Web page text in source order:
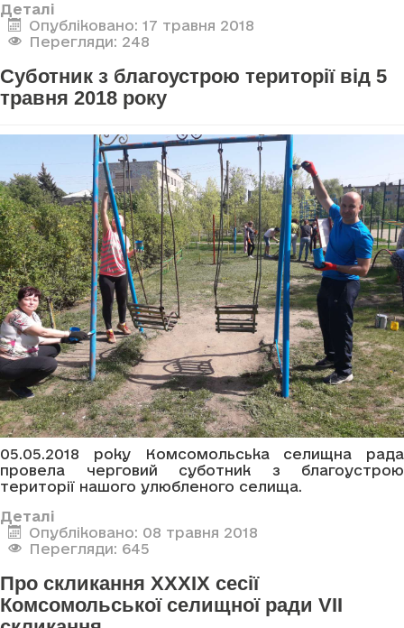
Деталі
Опубліковано: 17 травня 2018
Перегляди: 248
Суботник з благоустрою території від 5
травня 2018 року
05.05.2018 року Комсомольська селищна рада
провела черговий суботник з благоустрою
території нашого улюбленого селища.
Деталі
Опубліковано: 08 травня 2018
Перегляди: 645
Про скликання XXXIX сесії
Комсомольської селищної ради VII